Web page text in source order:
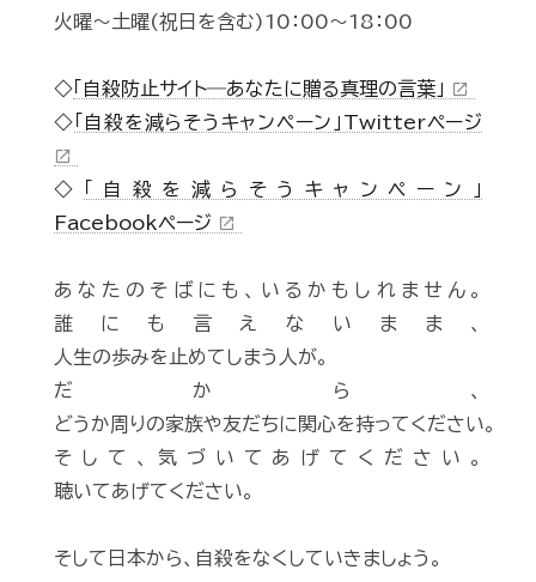
火曜～土曜(祝日を含む)10：00～18：00
◇「自殺防止サイト―あなたに贈る真理の言葉」 open_in_new
◇「自殺を減らそうキャンペーン」Twitterページ
open_in_new
◇
「自殺を減らそうキャンペーン」
Facebookページ open_in_new
あなたのそばにも、いるかもしれません。
誰にも言えないまま、
人生の歩みを止めてしまう人が。
だから、
どうか周りの家族や友だちに関心を持ってください。
そして、気づいてあげてください。
聴いてあげてください。
そして日本から、自殺をなくしていきましょう。